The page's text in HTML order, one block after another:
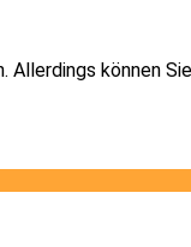
können